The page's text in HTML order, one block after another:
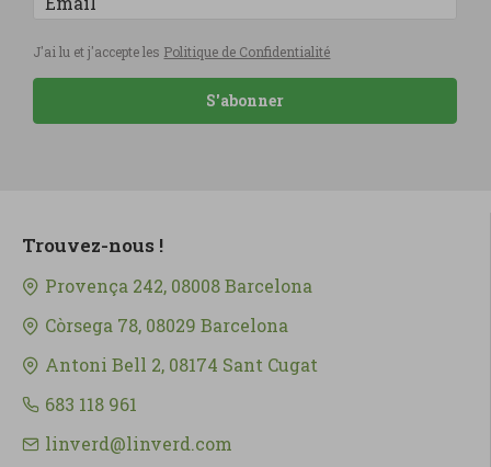
J'ai lu et j'accepte les Politique de Confidentialité
S'abonner
Trouvez-nous !
Provença 242, 08008 Barcelona
Còrsega 78, 08029 Barcelona
Antoni Bell 2, 08174 Sant Cugat
683 118 961
linverd@linverd.com